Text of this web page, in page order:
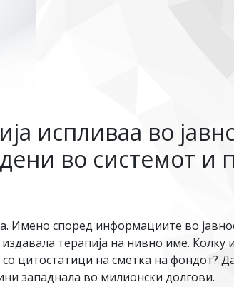
испливаа во
во системот и
Имено според информациите во
терапија на нивно име. Колку
цитостатици на сметка на фондот?
западнала во милионски долгови.